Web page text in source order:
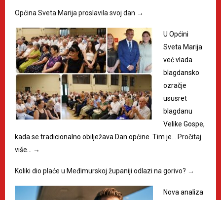
Općina Sveta Marija proslavila svoj dan →
U Općini
Sveta Marija
već vlada
blagdansko
ozračje
ususret
blagdanu
Velike Gospe,
kada se tradicionalno obilježava Dan općine. Tim je…
Pročitaj
više…
→
Koliki dio plaće u Međimurskoj županiji odlazi na gorivo? →
Nova analiza